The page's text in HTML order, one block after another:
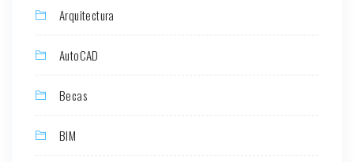
Arquitectura
AutoCAD
Becas
BIM